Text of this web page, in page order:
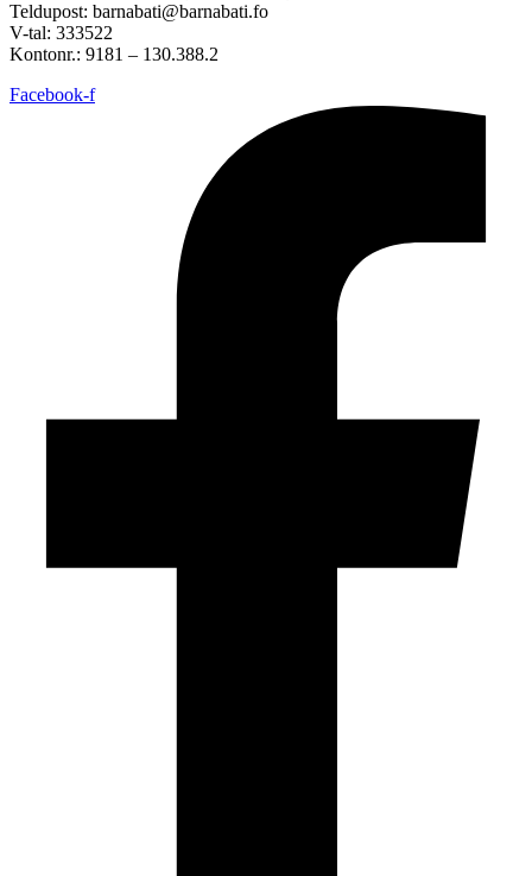
Teldupost: barnabati@barnabati.fo
V-tal: 333522
Kontonr.: 9181 – 130.388.2
Facebook-f